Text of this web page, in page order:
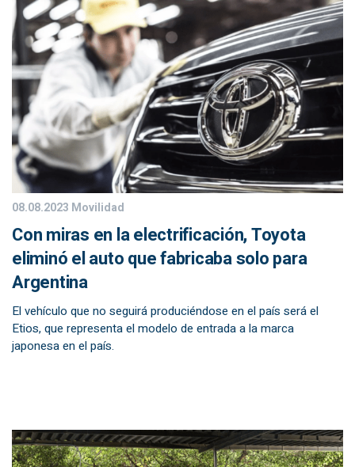
08.08.2023 Movilidad
Con miras en la electrificación, Toyota
eliminó el auto que fabricaba solo para
Argentina
El vehículo que no seguirá produciéndose en el país será el
Etios, que representa el modelo de entrada a la marca
japonesa en el país.